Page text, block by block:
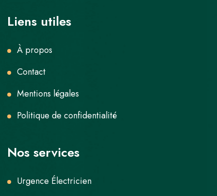
Liens utiles
À propos
Contact
Mentions légales
Politique de confidentialité
Nos services
Urgence Électricien